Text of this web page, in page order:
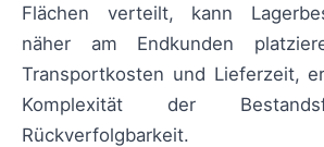
Flächen verteilt, kann
näher am Endkunden
Transportkosten und Lieferzeit,
Komplexität der
Rückverfolgbarkeit.